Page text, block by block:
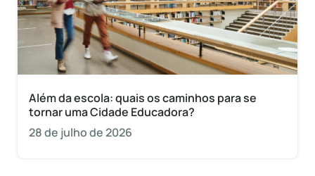
Além da escola: quais os caminhos para se
tornar uma Cidade Educadora?
28 de julho de 2026